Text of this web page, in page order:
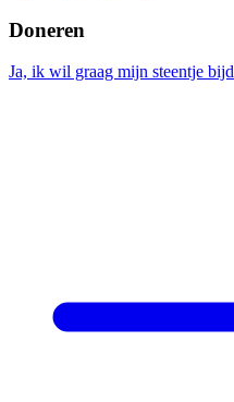
Doneren
Ja, ik wil graag mijn steentje